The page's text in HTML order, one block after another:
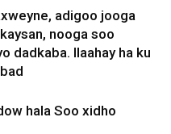
adigoo jooga
nooga soo
dadkaba. Ilaahay ha ku
hala Soo xidho